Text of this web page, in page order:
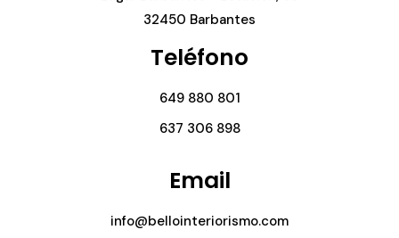
32450 Barbantes
Teléfono
649 880 801
637 306 898
Email
info@bellointeriorismo.com